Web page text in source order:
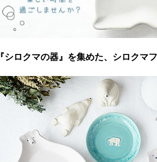
『シロクマの器』を集めた、シロクマ